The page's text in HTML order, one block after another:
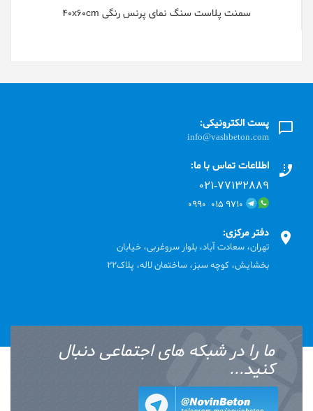
سمنت پلاست سنگ نمای پرنس رنگی 40x60cm
پست الکترونیکی:
info@vashbeton.com
اطلاعات تماس با ما:
۰۲۱-۷۷۱٣۲۸۸۹
۹۷۱۰ ۰۱۵ ۰۹۹۰
دفتر مرکزی:
تهران، سعادت آباد، بلوار سروغربی، خیابان
بخشایش، کوچه سبز، ساختمان لاله، پلاک22
ما را در شبکه های اجتماعی دنبال
کنید...